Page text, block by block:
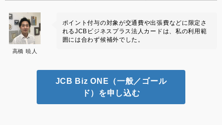
高橋 暁人
ポイント付与の対象が交通費や出張費などに限定さ
れるJCBビジネスプラス法人カードは、私の利用範
囲には合わず候補外でした。
JCB Biz ONE（一般／ゴール
ド）を申し込む